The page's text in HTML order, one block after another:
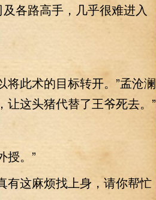
路高手，几乎很难进入
此术的目标转开。”孟沧澜
让这头猪代替了王爷死去。”
。”
这麻烦找上身，请你帮忙